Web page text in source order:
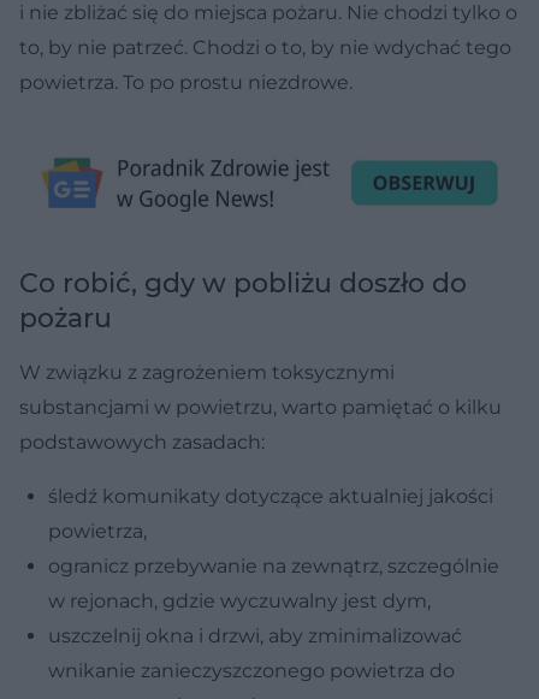
i nie zbliżać się do miejsca pożaru. Nie chodzi tylko o
to, by nie patrzeć. Chodzi o to, by nie wdychać tego
powietrza. To po prostu niezdrowe.
Co robić, gdy w pobliżu doszło do
pożaru
W związku z zagrożeniem toksycznymi
substancjami w powietrzu, warto pamiętać o kilku
podstawowych zasadach:
śledź komunikaty dotyczące aktualniej jakości
powietrza,
ogranicz przebywanie na zewnątrz, szczególnie
w rejonach, gdzie wyczuwalny jest dym,
uszczelnij okna i drzwi, aby zminimalizować
wnikanie zanieczyszczonego powietrza do